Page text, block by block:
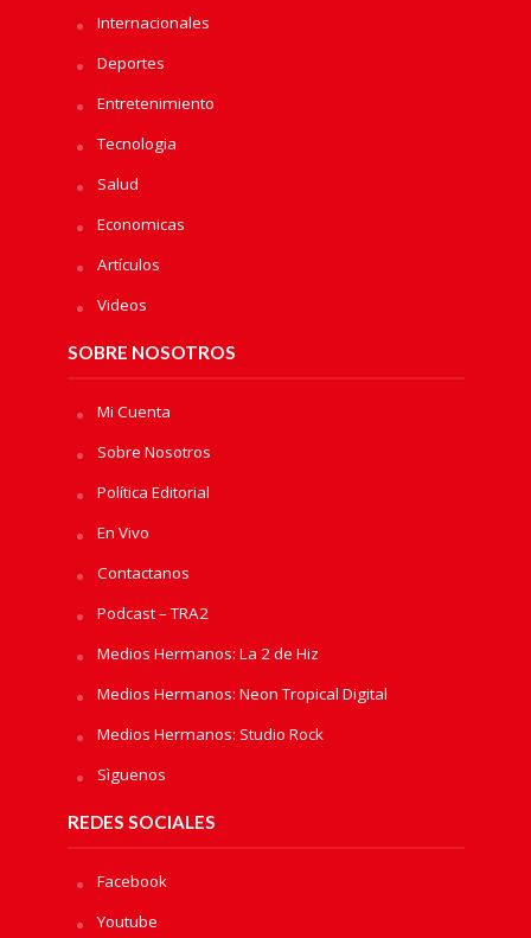
Internacionales
Deportes
Entretenimiento
Tecnologia
Salud
Economicas
Artículos
Videos
SOBRE NOSOTROS
Mi Cuenta
Sobre Nosotros
Política Editorial
En Vivo
Contactanos
Podcast – TRA2
Medios Hermanos: La 2 de Hiz
Medios Hermanos: Neon Tropical Digital
Medios Hermanos: Studio Rock
Sìguenos
REDES SOCIALES
Facebook
Youtube